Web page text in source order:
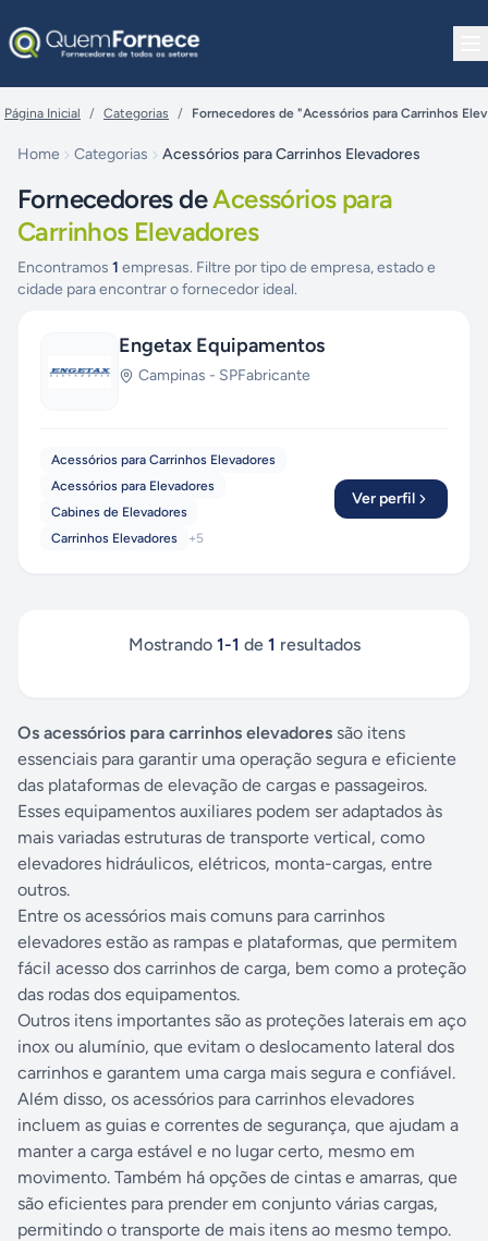
Página Inicial / Categorias / Fornecedores de "Acessórios para Carrinhos
Home Categorias Acessórios para Carrinhos Elevadores
Fornecedores deAcessórios para
Carrinhos Elevadores
Encontramos 1 empresas. Filtre por tipo de empresa, estado e
cidade para encontrar o fornecedor ideal.
Engetax Equipamentos
Campinas - SPFabricante
Acessórios para Carrinhos Elevadores
Acessórios para Elevadores
Cabines de Elevadores
Carrinhos Elevadores
+5
Ver perfil
Mostrando 1-1 de 1 resultados
Os acessórios para carrinhos elevadores são itens
essenciais para garantir uma operação segura e eficiente
das plataformas de elevação de cargas e passageiros.
Esses equipamentos auxiliares podem ser adaptados às
mais variadas estruturas de transporte vertical, como
elevadores hidráulicos, elétricos, monta-cargas, entre
outros.
Entre os acessórios mais comuns para carrinhos
elevadores estão as rampas e plataformas, que permitem
fácil acesso dos carrinhos de carga, bem como a proteção
das rodas dos equipamentos.
Outros itens importantes são as proteções laterais em aço
inox ou alumínio, que evitam o deslocamento lateral dos
carrinhos e garantem uma carga mais segura e confiável.
Além disso, os acessórios para carrinhos elevadores
incluem as guias e correntes de segurança, que ajudam a
manter a carga estável e no lugar certo, mesmo em
movimento. Também há opções de cintas e amarras, que
são eficientes para prender em conjunto várias cargas,
permitindo o transporte de mais itens ao mesmo tempo.